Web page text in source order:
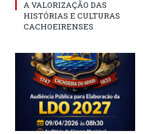
A VALORIZAÇÃO DAS
HISTÓRIAS E CULTURAS
CACHOEIRENSES